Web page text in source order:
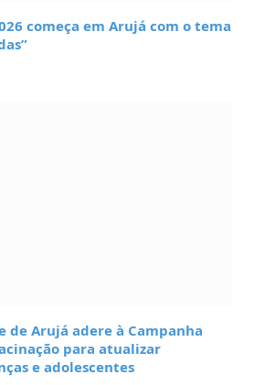
começa em Arujá com o tema
de Arujá adere à Campanha
para atualizar
e adolescentes